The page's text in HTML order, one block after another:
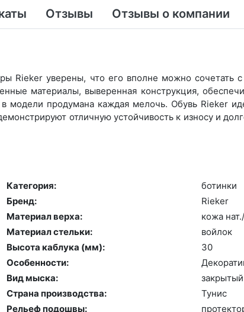
Отзывы Отзывы о компании
Rieker уверены, что его вполне можно сочетать
материалы, выверенная конструкция,
продумана каждая мелочь. Обувь Rieker
отличную устойчивость к износу и
Категория:
бо­тин­ки
Бренд:
Ri­eker
Материал верха:
ко­жа
Материал стельки:
вой­лок
Высота каблука (мм):
30
Особенности:
Вид мыска:
Страна производства:
Ту­нис
Рельеф подошвы: